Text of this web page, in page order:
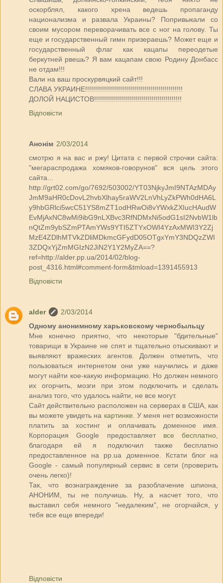
оскорблял, какого хрена ведешь пропаганду
национализма и развала Украины? Попривыкали со
своим мусором переворачивать все с ног на голову. Ты
еще и государственный гимн призераешь? Может еще и
государственный флаг как кацапы переодетые
беркутней рвешь? Я вам кацапам свою Родину Донбасс
не отдам!!!
Вали на ваш проскурвяцкий сайт!!!
СЛАВА УКРАИНЕ!!!!!!!!!!!!!!!!!!!!!!!!!!!!!!!!!!!!!!!!!!!!!!!!!
ДОЛОЙ НАЦИСТОВ!!!!!!!!!!!!!!!!!!!!!!!!!!!!!!!!!!!!!!!!!!!!
Відповісти
Анонім 2/03/2014
смотрю я на вас и ржу! Цитата с первой строчки сайта:
"мегараспродажа хомяков-говорунов" вся цель этого
сайта...
http://grt02.com/go/7692/503002/YT03NjkyJmI9NTAzMDAy
JmM9aHR0cDovL2hvbXlhay5raWV2LnVhLyZkPWh0dHA6L
y9hbGRlci5wcC51YS8mZT1odHRwOi8vYWxkZXIucHAudW
EvMjAxNC8wMi9ibG9nLXBvc3RfNDMxNi5odG1sI2NvbW1lb
nQtZm9ybSZmPTAmYWs9YTI5ZTYxOWI4YzAxMWI3Y2Zj
MzE4ZDlhMTVkZDliMDkmcGFydD05OTgxYmY3NDQzZWI
3ZDQxYjZmMGIzN2JiN2Y1Y2MyZA==?
ref=http://alder.pp.ua/2014/02/blog-
post_4316.html#comment-form&tmload=1391455913
Відповісти
alder
2/03/2014
Одному анонимному харьковскому чернобыльцу
Мне конечно приятно, что некоторые "бдительные"
товарищи в Украине не спят и тщательно отыскивают и
выявляют вражеских агентов. Должен отметить, что
пользоваться интернетом они уже научились и даже
могут найти кое-какую информацию. Но должен немного
их огорчить, мозги при этом подключить и сделать
анализ того, что удалось найти, не все могут.
Сайт действительно расположен на серверах в США, как
вы можете увидеть на картинке . У меня нет возможности
платить за хостинг и оплачивать доменное имя.
Корпорация Google предоставляет все бесплатно
благодаря ей я подключил также бесплатно
предоставленное на pp.ua доменное. Кстати блог на
Google - самый популярный сервис в сети (проверить
очень легко)!
Так, что вознаграждение за разоблачение шпиона,
АНОНИМ, ты не получишь. Ну, а насчет того, что
выставил себя немного "недалеким", не огорчайся, у
тебя все еще впереди!
Відповісти